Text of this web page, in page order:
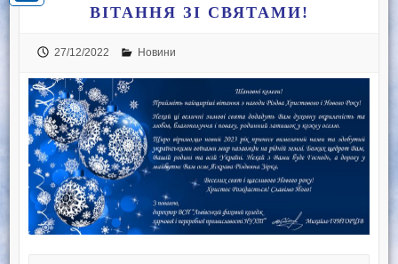
ВІТАННЯ ЗІ СВЯТАМИ!
27/12/2022 Новини